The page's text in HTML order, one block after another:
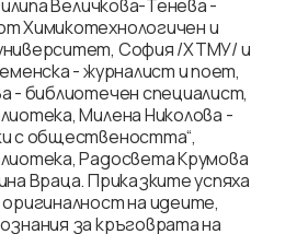
Величкова-Тенева -
Химикотехнологичен и
София /ХТМУ/ и
- журналист и поет,
- библиотечен специалист,
Милена Николова -
с обществеността“,
Радосвета Крумова
Враца. Приказките успяха
на идеите,
за кръговрата на